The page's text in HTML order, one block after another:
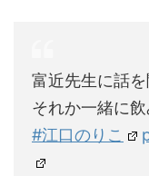
富近先生に話
それか一緒に
#江口のりこ